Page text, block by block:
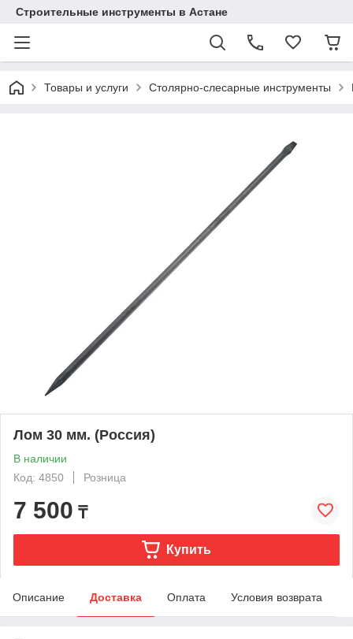
Строительные инструменты в Астане
Товары и услуги Столярно-слесарные инструменты
Лом 30 мм. (Россия)
В наличии
Код: 4850
Розница
7 500 ₸
Купить
Описание Доставка Оплата Условия возврата